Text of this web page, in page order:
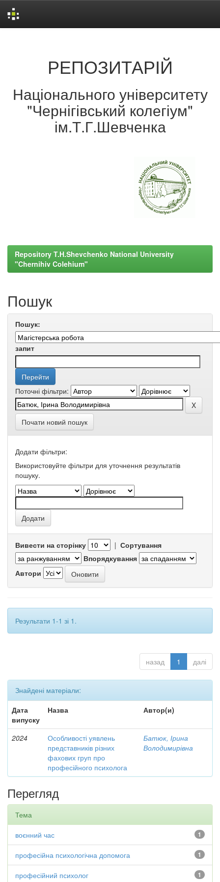
РЕПОЗИТАРІЙ
Національного університету
"Чернігівський колегіум"
ім.Т.Г.Шевченка
Repository T.H.Shevchenko National University
"Chernihiv Colehium"
Пошук
Пошук:
запит
Поточні фільтри:
Почати новий пошук
Додати фільтри:
Використовуйте фільтри для уточнення результатів
пошуку.
Вивести на сторінку | Сортування
Впорядкування
Автори
Результати 1-1 зі 1.
назад 1 далі
Знайдені матеріали:
Дата
випуску
Назва Автор(и)
2024
Особливості уявлень
представників різних
фахових груп про
професійного психолога
Батюк, Ірина
Володимирівна
Перегляд
Тема
1
воєнний час
1
професійна психологічна допомога
1
професійний психолог